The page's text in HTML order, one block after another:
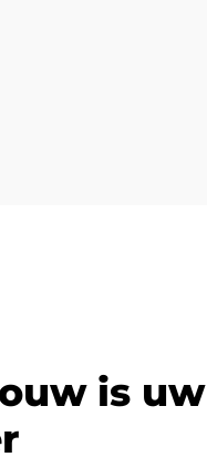
is uw